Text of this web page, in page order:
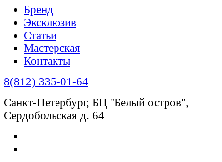
Бренд
Эксклюзив
Статьи
Мастерская
Контакты
8(812) 335-01-64
Санкт-Петербург, БЦ "Белый остров",
Сердобольская д. 64